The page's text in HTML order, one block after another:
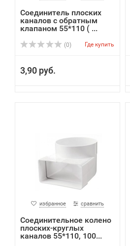
Соединитель плоских
каналов с обратным
клапаном 55*110 ( ...
(0) Где купить
3,90 руб.
избранное сравнить
Соединительное колено
плоских-круглых
каналов 55*110, 100...